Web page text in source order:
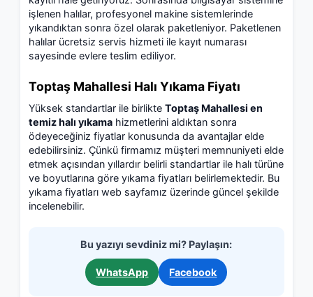
işlenen halılar, profesyonel makine sistemlerinde
yıkandıktan sonra özel olarak paketleniyor. Paketlenen
halılar ücretsiz servis hizmeti ile kayıt numarası
sayesinde evlere teslim ediliyor.
Toptaş Mahallesi Halı Yıkama Fiyatı
Yüksek standartlar ile birlikteToptaş Mahallesi en
temiz halı yıkama hizmetlerini aldıktan sonra
ödeyeceğiniz fiyatlar konusunda da avantajlar elde
edebilirsiniz. Çünkü firmamız müşteri memnuniyeti elde
etmek açısından yıllardır belirli standartlar ile halı türüne
ve boyutlarına göre yıkama fiyatları belirlemektedir. Bu
yıkama fiyatları web sayfamız üzerinde güncel şekilde
incelenebilir.
Bu yazıyı sevdiniz mi? Paylaşın:
WhatsApp Facebook